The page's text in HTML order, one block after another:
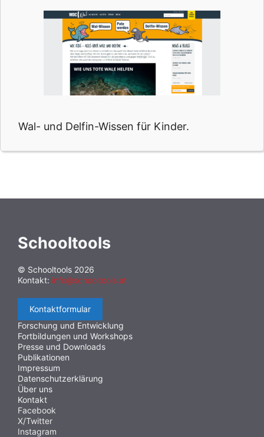
Wal- und Delfin-Wissen für Kinder.
Schooltools
© Schooltools 2026
Kontakt: info@schooltools.at
Kontaktformular
Forschung und Entwicklung
Fortbildungen und Workshops
Presse und Downloads
Publikationen
Impressum
Datenschutzerklärung
Über uns
Kontakt
Facebook
X/Twitter
Instagram